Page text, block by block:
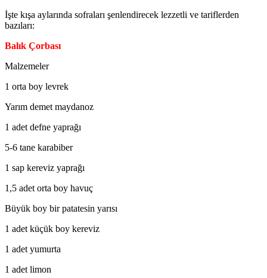
İşte kışa aylarında sofraları şenlendirecek lezzetli ve tariflerden
bazıları:
Balık Çorbası
Malzemeler
1 orta boy levrek
Yarım demet maydanoz
1 adet defne yaprağı
5-6 tane karabiber
1 sap kereviz yaprağı
1,5 adet orta boy havuç
Büyük boy bir patatesin yarısı
1 adet küçük boy kereviz
1 adet yumurta
1 adet limon